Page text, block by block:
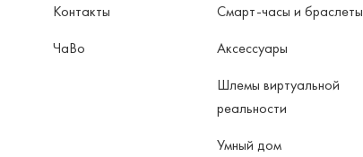
Контакты
ЧаВо
Смарт-часы и браслеты
Аксессуары
Шлемы виртуальной
реальности
Умный дом